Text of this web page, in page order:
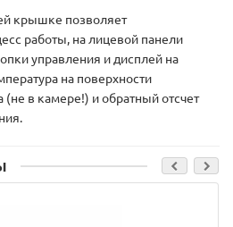
крышке позволяет
работы, на лицевой панели
управления и дисплей на
на поверхности
(не в камере!) и обратный отсчет